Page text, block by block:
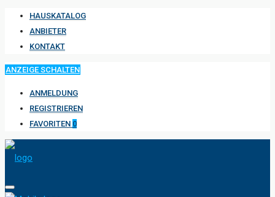
HAUSKATALOG
ANBIETER
KONTAKT
ANZEIGE SCHALTEN
ANMELDUNG
REGISTRIEREN
FAVORITEN 0